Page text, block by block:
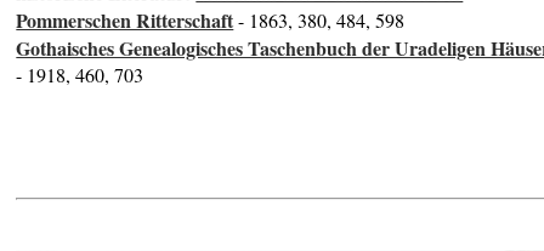
Pommerschen Ritterschaft- 1863, 380, 484, 598
Gothaisches Genealogisches Taschenbuch der Uradeligen
- 1918, 460, 703